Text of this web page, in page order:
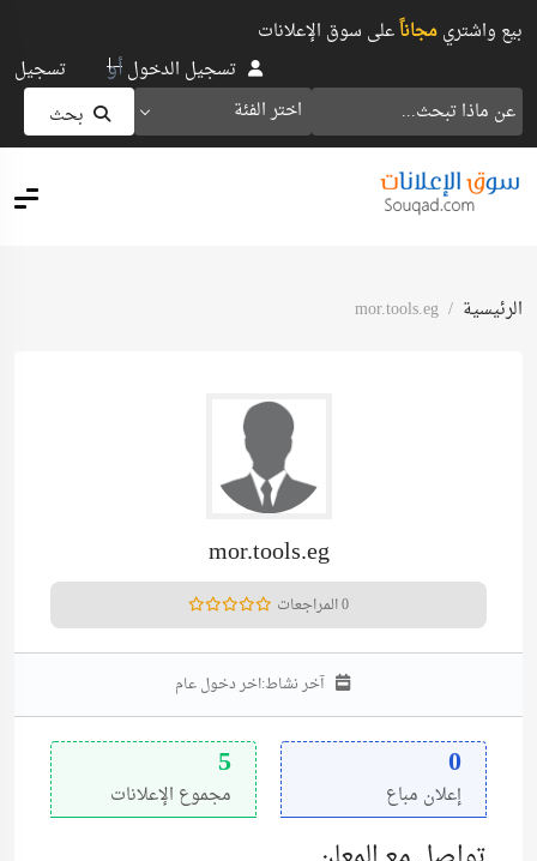
بيع واشتريمجاناًعلى سوق الإعلانات
اختر الفئة بحث
تسجيل الدخولأو تسجيل
الرئيسية mor.tools.eg
mor.tools.eg
0 المراجعات
آخر نشاط:اخر دخول عام
0
إعلان مباع
5
مجموع الإعلانات